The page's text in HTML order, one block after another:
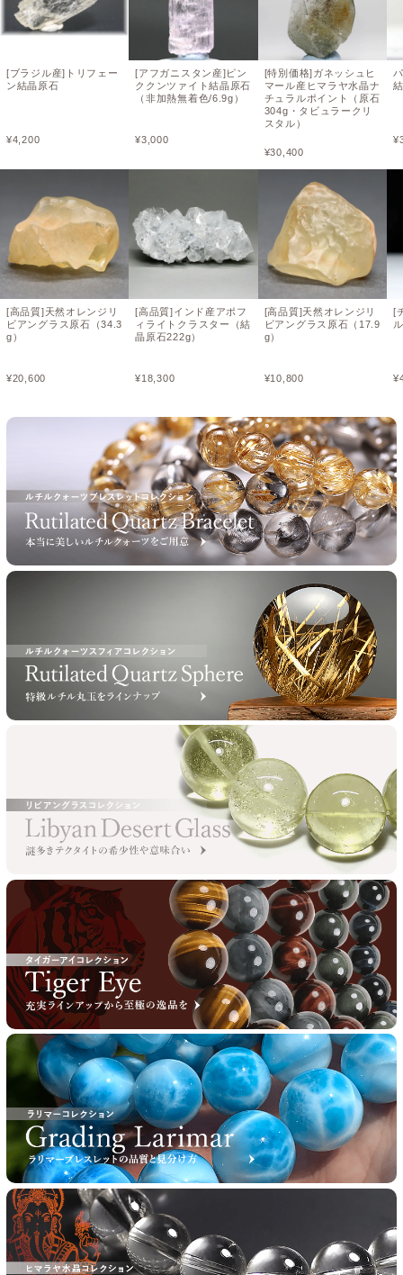
[ブラジル産]トリフェー
ン結晶原石
¥4,200
[高品質]天然オレンジリ
ビアングラス原石（34.3
g）
¥20,600
[アフガニスタン産]ピン
ククンツァイト結晶原石
（非加熱無着色/6.9g）
¥3,000
[高品質]インド産アポフ
ィライトクラスター（結
晶原石222g）
¥18,300
[特別価格]ガネッシュヒ
マール産ヒマラヤ水晶ナ
チュラルポイント（原石
304g・タビュラークリ
スタル）
¥30,400
[高品質]天然オレンジリ
ビアングラス原石（17.9
g）
¥10,800
¥
[
¥